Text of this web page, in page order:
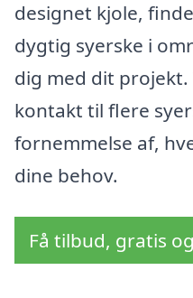
designet kjole,
dygtig syerske i
dig med dit projekt.
kontakt til flere
fornemmelse af,
dine behov.
Få tilbud, gratis